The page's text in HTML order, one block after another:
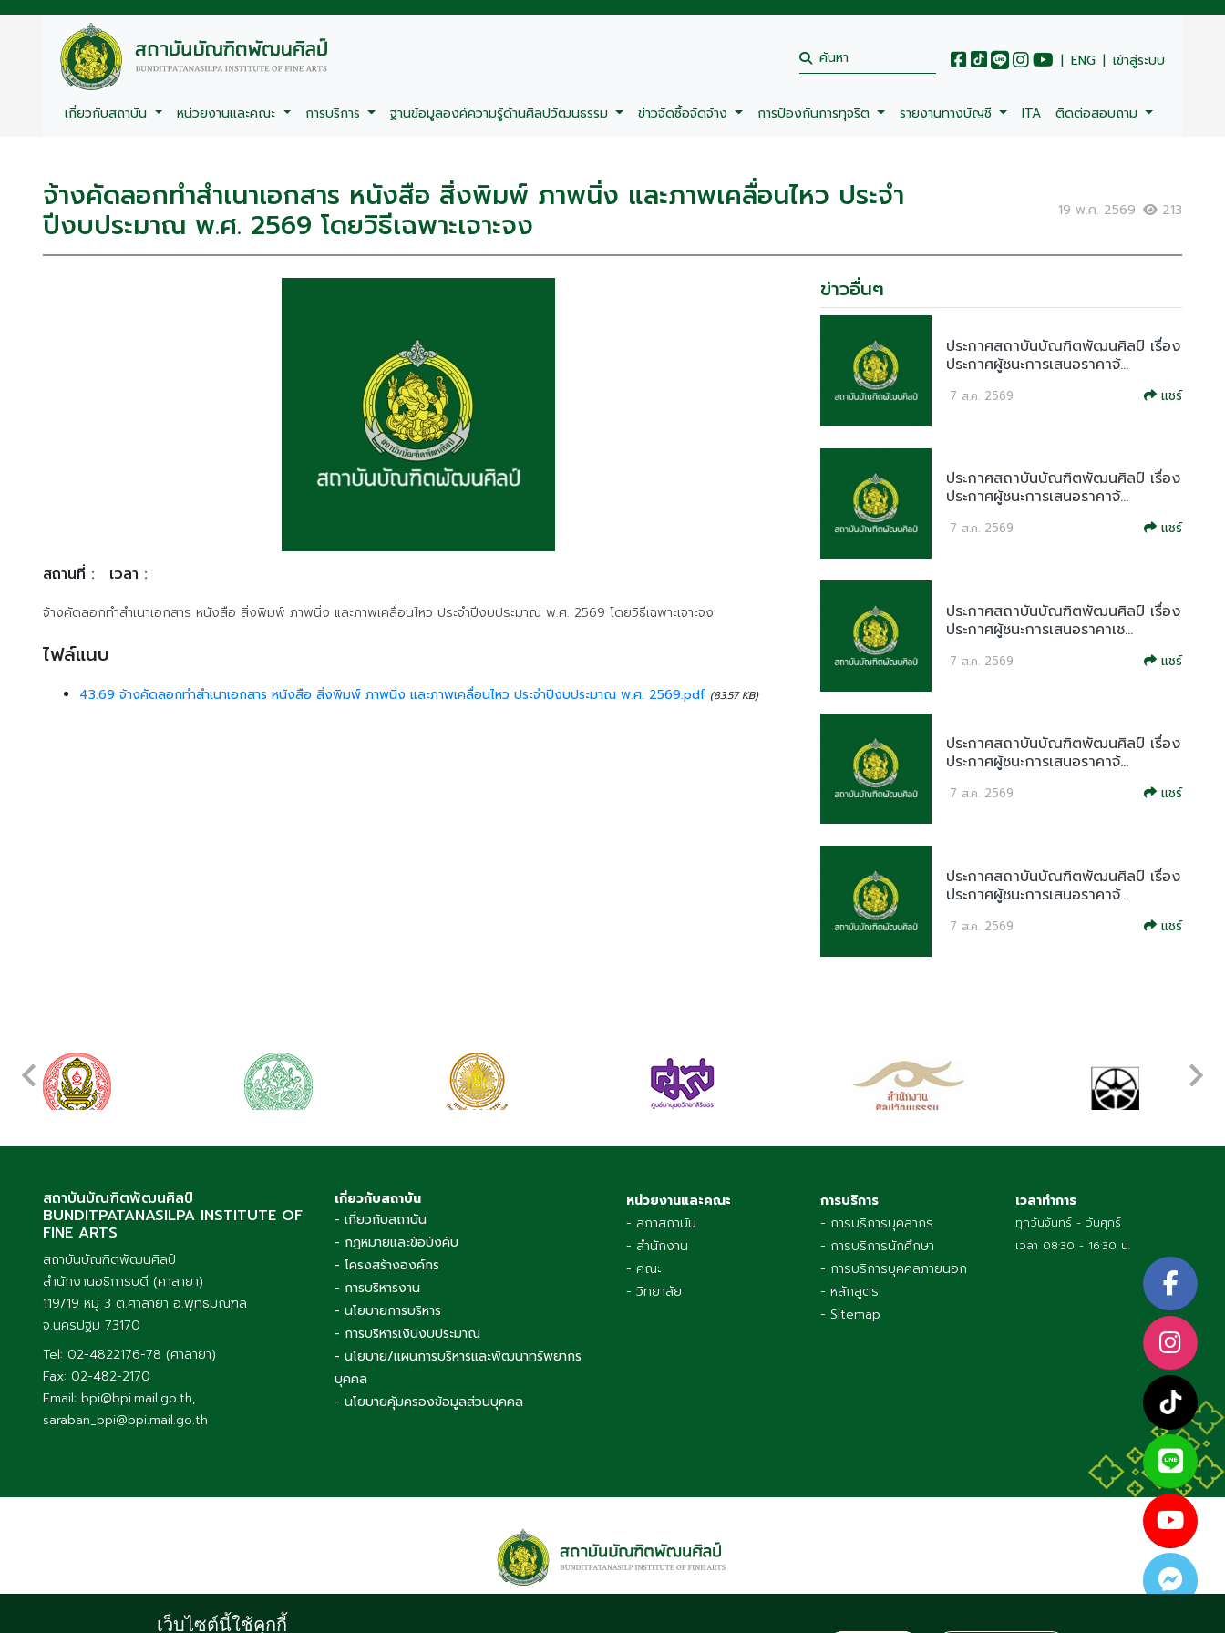
| ENG | เข้าสู่ระบบ
เกี่ยวกับสถาบัน หน่วยงานและคณะ การบริการ ฐานข้อมูลองค์ความรู้ด้านศิลปวัฒนธรรม ข่าวจัดซื้อจัดจ้าง การป้องกันการทุจริต รายงานทางบัญชี ITA ติดต่อสอบถาม
จ้างคัดลอกทำสำเนาเอกสาร หนังสือ สิ่งพิมพ์ ภาพนิ่ง และภาพเคลื่อนไหว ประจำ
ปีงบประมาณ พ.ศ. 2569 โดยวิธีเฉพาะเจาะจง 19 พ.ค. 2569 213
สถานที่ : เวลา :
จ้างคัดลอกทำสำเนาเอกสาร หนังสือ สิ่งพิมพ์ ภาพนิ่ง และภาพเคลื่อนไหว ประจำปีงบประมาณ พ.ศ. 2569 โดยวิธีเฉพาะเจาะจง
ไฟล์แนบ
43.69 จ้างคัดลอกทำสำเนาเอกสาร หนังสือ สิ่งพิมพ์ ภาพนิ่ง และภาพเคลื่อนไหว ประจำปีงบประมาณ พ.ศ. 2569.pdf (83.57 KB)
ข่าวอื่นๆ
ประกาศสถาบันบัณฑิตพัฒนศิลป์ เรื่อง
ประกาศผู้ชนะการเสนอราคาจ้...
7 ส.ค. 2569 แชร์
ประกาศสถาบันบัณฑิตพัฒนศิลป์ เรื่อง
ประกาศผู้ชนะการเสนอราคาจ้...
7 ส.ค. 2569 แชร์
ประกาศสถาบันบัณฑิตพัฒนศิลป์ เรื่อง
ประกาศผู้ชนะการเสนอราคาเช...
7 ส.ค. 2569 แชร์
ประกาศสถาบันบัณฑิตพัฒนศิลป์ เรื่อง
ประกาศผู้ชนะการเสนอราคาจ้...
7 ส.ค. 2569 แชร์
ประกาศสถาบันบัณฑิตพัฒนศิลป์ เรื่อง
ประกาศผู้ชนะการเสนอราคาจ้...
7 ส.ค. 2569 แชร์
สถาบันบัณฑิตพัฒนศิลป์
BUNDITPATANASILPA INSTITUTE OF
FINE ARTS
สถาบันบัณฑิตพัฒนศิลป์
สำนักงานอธิการบดี (ศาลายา)
119/19 หมู่ 3 ต.ศาลายา อ.พุทธมณฑล
จ.นครปฐม 73170
Tel: 02-4822176-78 (ศาลายา)
Fax: 02-482-2170
Email: bpi@bpi.mail.go.th,
saraban_bpi@bpi.mail.go.th
เกี่ยวกับสถาบัน
- เกี่ยวกับสถาบัน
- กฎหมายและข้อบังคับ
- โครงสร้างองค์กร
- การบริหารงาน
- นโยบายการบริหาร
- การบริหารเงินงบประมาณ
- นโยบาย/แผนการบริหารและพัฒนาทรัพยากร
บุคคล
- นโยบายคุ้มครองข้อมูลส่วนบุคคล
หน่วยงานและคณะ
- สภาสถาบัน
- สำนักงาน
- คณะ
- วิทยาลัย
การบริการ
- การบริการบุคลากร
- การบริการนักศึกษา
- การบริการบุคคลภายนอก
- หลักสูตร
- Sitemap
เวลาทำการ
ทุกวันจันทร์ - วันศุกร์
เวลา 08:30 - 16:30 น.
เว็บไซต์นี้ใช้คุกกี้